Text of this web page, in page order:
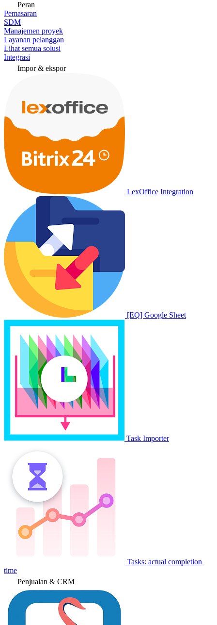
Peran
Pemasaran
SDM
Manajemen proyek
Layanan pelanggan
Lihat semua solusi
Integrasi
Impor & ekspor
LexOffice Integration
[EQ] Google Sheet
Task Importer
Tasks: actual completion
time
Penjualan & CRM